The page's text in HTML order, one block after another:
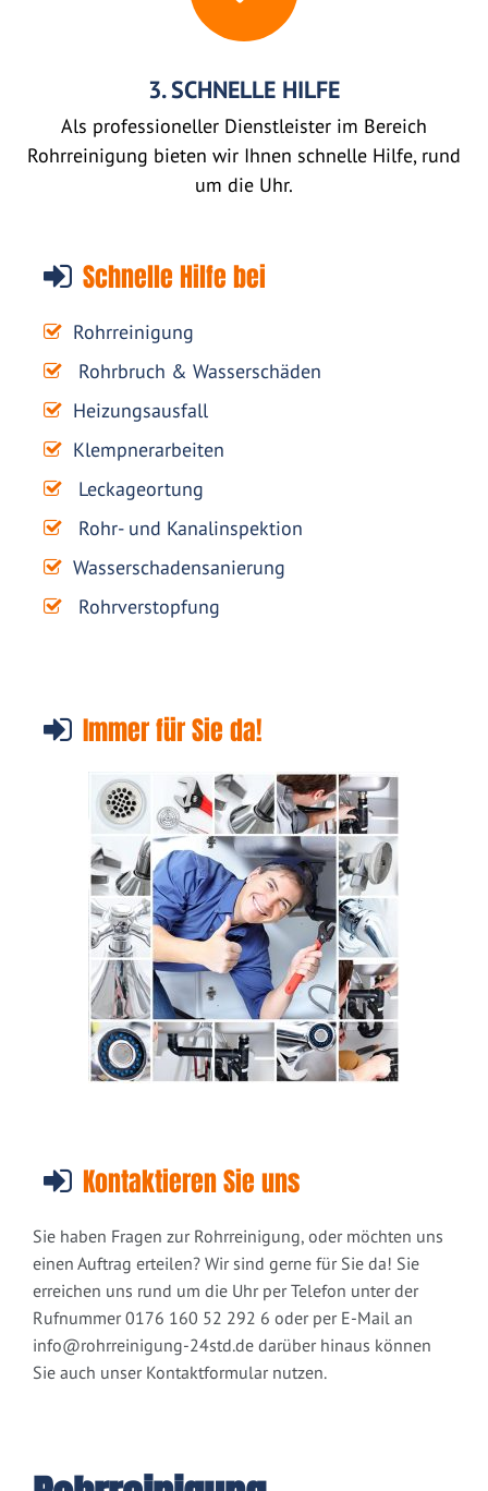
3. SCHNELLE HILFE
Als professioneller Dienstleister im Bereich
Rohrreinigung bieten wir Ihnen schnelle Hilfe, rund
um die Uhr.
Schnelle Hilfe bei
Rohrreinigung
Rohrbruch & Wasserschäden
Heizungsausfall
Klempnerarbeiten
Leckageortung
Rohr- und Kanalinspektion
Wasserschadensanierung
Rohrverstopfung
Immer für Sie da!
Kontaktieren Sie uns
Sie haben Fragen zur Rohrreinigung, oder möchten uns
einen Auftrag erteilen? Wir sind gerne für Sie da! Sie
erreichen uns rund um die Uhr per Telefon unter der
Rufnummer 0176 160 52 292 6 oder per E-Mail an
info@rohrreinigung-24std.de darüber hinaus können
Sie auch unser Kontaktformular nutzen.